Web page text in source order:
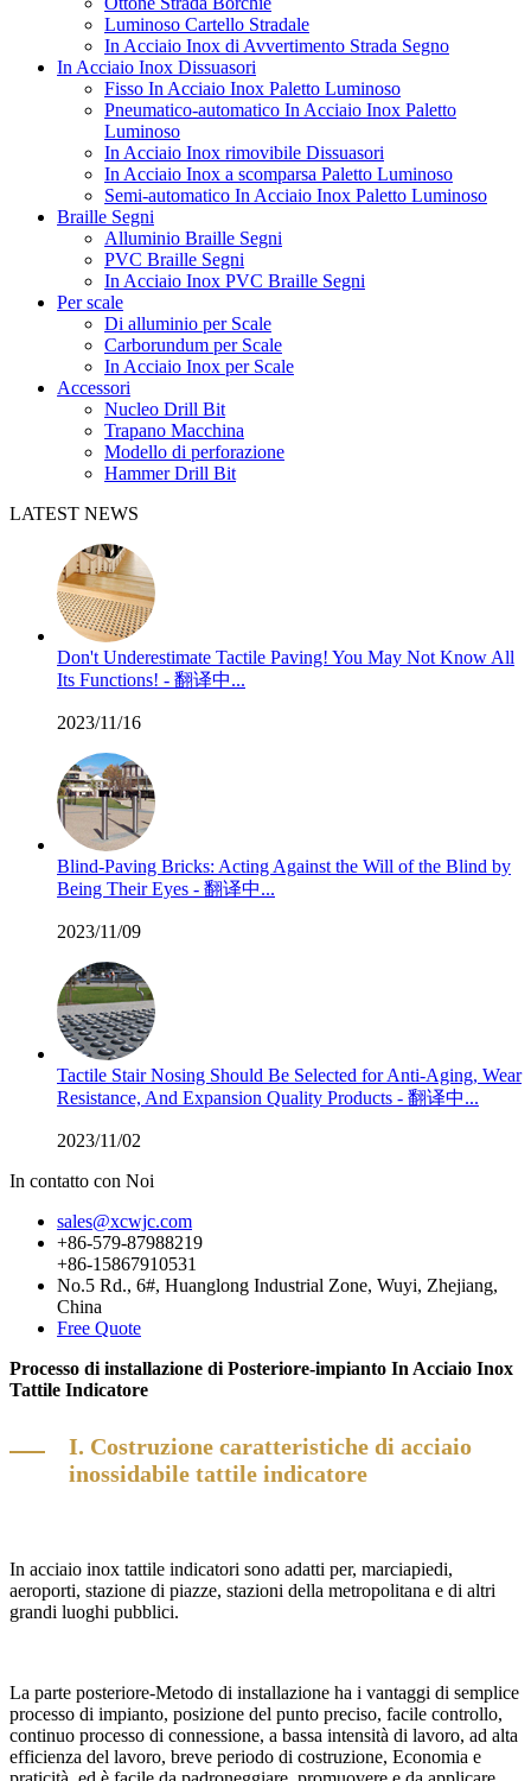
Luminoso Cartello Stradale
In Acciaio Inox di Avvertimento Strada Segno
In Acciaio Inox Dissuasori
Fisso In Acciaio Inox Paletto Luminoso
Pneumatico-automatico In Acciaio Inox Paletto
Luminoso
In Acciaio Inox rimovibile Dissuasori
In Acciaio Inox a scomparsa Paletto Luminoso
Semi-automatico In Acciaio Inox Paletto Luminoso
Braille Segni
Alluminio Braille Segni
PVC Braille Segni
In Acciaio Inox PVC Braille Segni
Per scale
Di alluminio per Scale
Carborundum per Scale
In Acciaio Inox per Scale
Accessori
Nucleo Drill Bit
Trapano Macchina
Modello di perforazione
Hammer Drill Bit
LATEST NEWS
Don't Underestimate Tactile Paving! You May Not Know All
Its Functions! - 翻译中...
2023/11/16
Blind-Paving Bricks: Acting Against the Will of the Blind by
Being Their Eyes - 翻译中...
2023/11/09
Tactile Stair Nosing Should Be Selected for Anti-Aging, Wear
Resistance, And Expansion Quality Products - 翻译中...
2023/11/02
In contatto con Noi
sales@xcwjc.com
+86-579-87988219
+86-15867910531
No.5 Rd., 6#, Huanglong Industrial Zone, Wuyi, Zhejiang,
China
Free Quote
Processo di installazione di Posteriore-impianto In Acciaio Inox
Tattile Indicatore
I. Costruzione caratteristiche di acciaio
inossidabile tattile indicatore
In acciaio inox tattile indicatori sono adatti per, marciapiedi,
aeroporti, stazione di piazze, stazioni della metropolitana e di altri
grandi luoghi pubblici.
La parte posteriore-Metodo di installazione ha i vantaggi di semplice
processo di impianto, posizione del punto preciso, facile controllo,
continuo processo di connessione, a bassa intensità di lavoro, ad alta
efficienza del lavoro, breve periodo di costruzione, Economia e